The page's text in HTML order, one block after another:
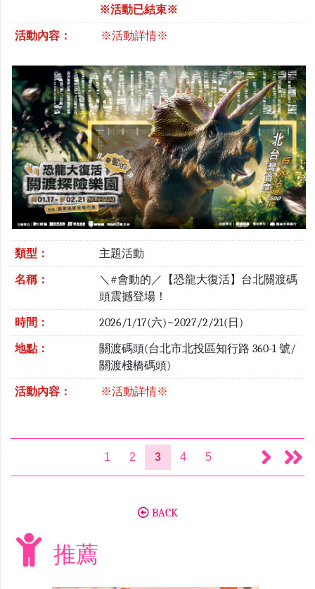
※活動已結束※
活動內容： ※活動詳情※
類型： 主題活動
名稱：
＼#會動的／【恐龍大復活】台北關渡碼
頭震撼登場！
時間： 2026/1/17(六)~2027/2/21(日)
地點：
關渡碼頭(台北市北投區知行路 360-1 號/
關渡棧橋碼頭)
活動內容： ※活動詳情※
1 2 3 4 5
BACK
推薦